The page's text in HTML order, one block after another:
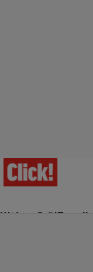
Ultima Oră!Trending